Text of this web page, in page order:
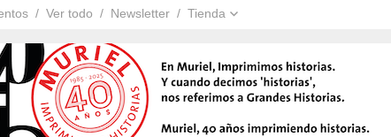
Ver todo Newsletter Tienda